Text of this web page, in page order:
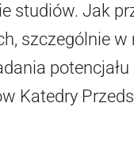
studiów. Jak
szczególnie
Katedry